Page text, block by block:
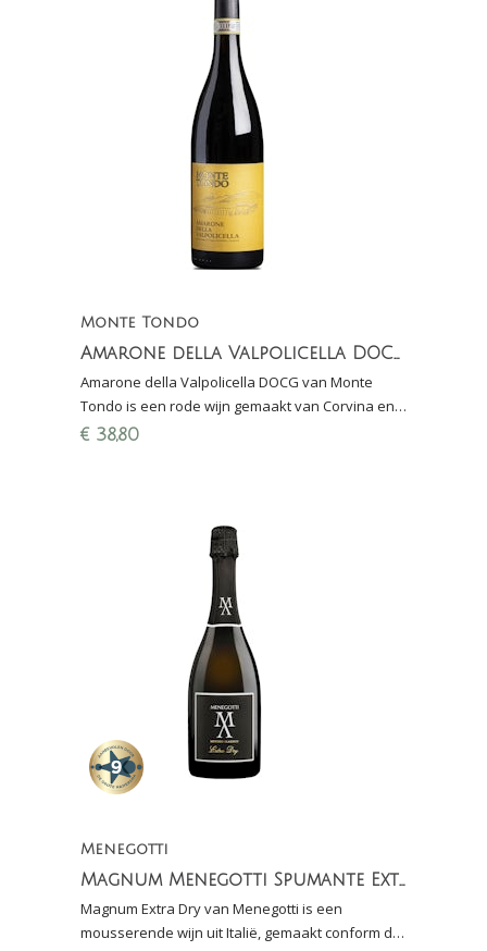
Monte Tondo
Amarone della Valpolicella DOCG
Amarone della Valpolicella DOCG van Monte
Tondo is een rode wijn gemaakt van Corvina en
Rondinella met 40 maanden rijping in barrique
€ 38,80
Menegotti
Magnum Menegotti Spumante Extra Dry - Metodo Classico
Magnum Extra Dry van Menegotti is een
mousserende wijn uit Italië, gemaakt conform de